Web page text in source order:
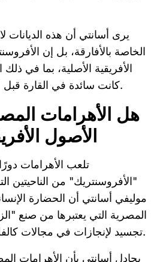
الخاصة بالأفارقة، بل إن
الأفريقية الأصلية، بما في ذلك
كانت سائدة في القارة قبل انتشار الأديان السماوية.
هل الأهرامات
الأصول
تلعب الأهرامات
"الأفروسنتريك" من الناحيتين
موليفي أسانتي أن الحضارة
المصرية التي يعتبرها من صنع
تجسيد لإنجازات في مجالات كالفلك، والعمارة، والتحنيط.
يجادل أسانتي بأن الأهرامات